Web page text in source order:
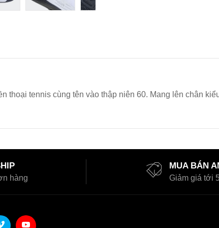
tennis cùng tên vào thập niên 60. Mang lên chân
hàng
MUA BÁN
Giảm giá tới